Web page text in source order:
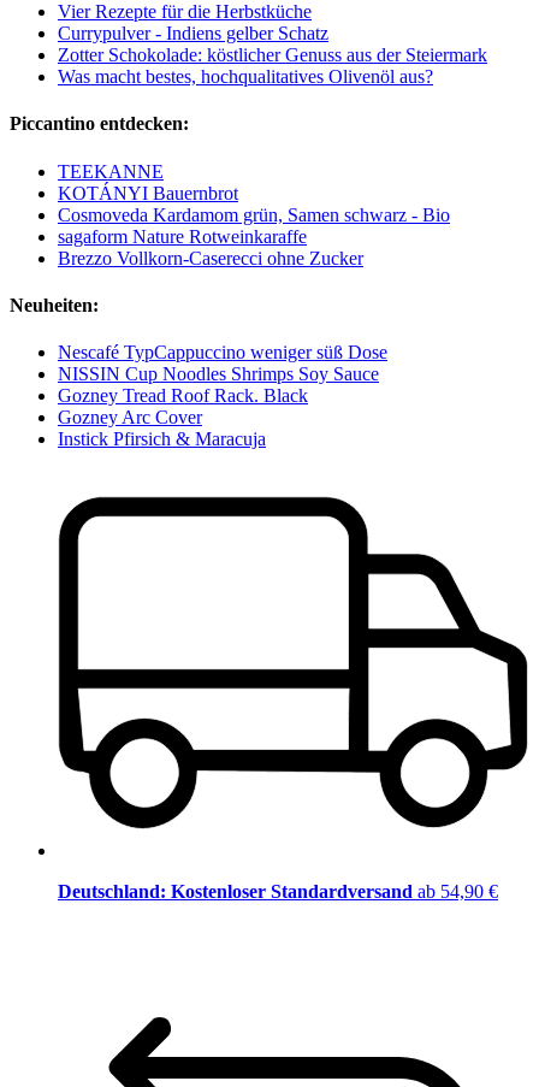
Vier Rezepte für die Herbstküche
Currypulver - Indiens gelber Schatz
Zotter Schokolade: köstlicher Genuss aus der Steiermark
Was macht bestes, hochqualitatives Olivenöl aus?
Piccantino entdecken:
TEEKANNE
KOTÁNYI Bauernbrot
Cosmoveda Kardamom grün, Samen schwarz - Bio
sagaform Nature Rotweinkaraffe
Brezzo Vollkorn-Caserecci ohne Zucker
Neuheiten:
Nescafé TypCappuccino weniger süß Dose
NISSIN Cup Noodles Shrimps Soy Sauce
Gozney Tread Roof Rack. Black
Gozney Arc Cover
Instick Pfirsich & Maracuja
Deutschland: Kostenloser Standardversand ab 54,90 €